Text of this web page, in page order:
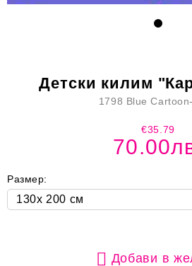
Детски килим
1798 Blue
€35.79
Размер:
Добави в